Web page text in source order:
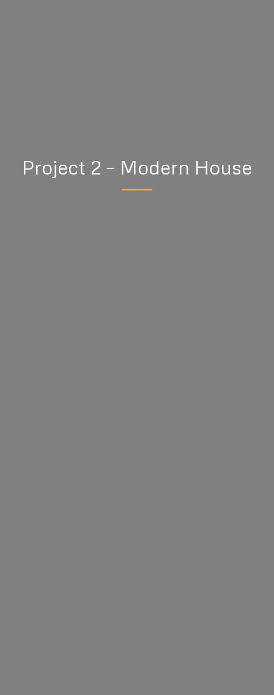
Project 2 – Modern House